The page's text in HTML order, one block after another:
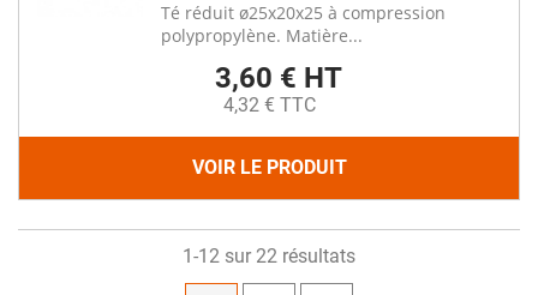
Té réduit ø25x20x25 à compression
polypropylène. Matière...
3,60 € HT
4,32 € TTC
VOIR LE PRODUIT
1-12 sur 22 résultats